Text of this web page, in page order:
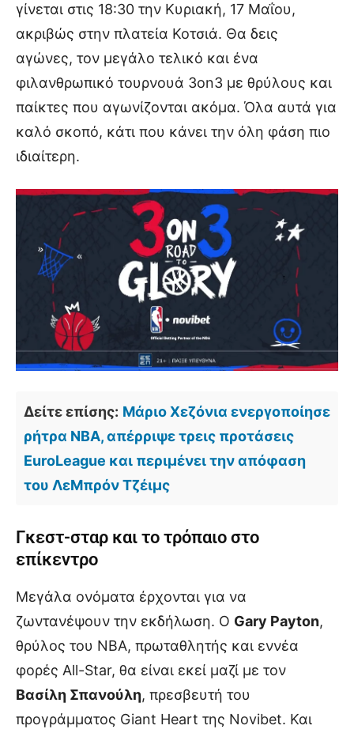
γίνεται στις 18:30 την Κυριακή, 17 Μαΐου,
ακριβώς στην πλατεία Κοτσιά. Θα δεις
αγώνες, τον μεγάλο τελικό και ένα
φιλανθρωπικό τουρνουά 3on3 με θρύλους και
παίκτες που αγωνίζονται ακόμα. Όλα αυτά για
καλό σκοπό, κάτι που κάνει την όλη φάση πιο
ιδιαίτερη.
Δείτε επίσης: Μάριο Χεζόνια ενεργοποίησε
ρήτρα NBA, απέρριψε τρεις προτάσεις
EuroLeague και περιμένει την απόφαση
του ΛεΜπρόν Τζέιμς
Γκεστ-σταρ και το τρόπαιο στο
επίκεντρο
Μεγάλα ονόματα έρχονται για να
ζωντανέψουν την εκδήλωση. Ο Gary Payton,
θρύλος του NBA, πρωταθλητής και εννέα
φορές All-Star, θα είναι εκεί μαζί με τον
Βασίλη Σπανούλη, πρεσβευτή του
προγράμματος Giant Heart της Novibet. Και